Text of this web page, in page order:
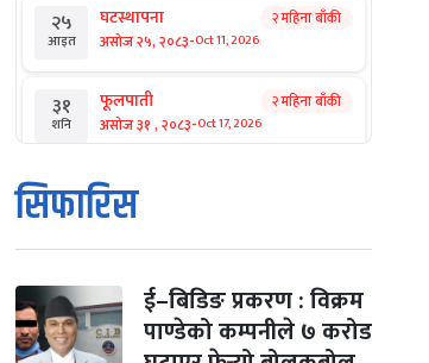
२५
आइत
घटस्थापना
असोज २५, २०८३-Oct 11, 2026
२ महिना बाँकी
३१
शनि
फूलपाती
असोज ३१ , २०८३-Oct 17, 2026
२ महिना बाँकी
१
आइत
कार्तिक सङ्क्रान्ति
कार्तिक १, २०८३
मंगल कार्तिक ३, २०८३-Oct 20, 2026
४ विजयादशमी २ महिना बाँकी
सिफारिस
ई–बिडिङ प्रकरण : विक्रम
पाण्डेको कम्पनीले ७ करोड